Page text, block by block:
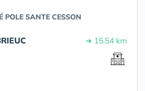
POLE SANTE CESSON
➔ 15.54 km